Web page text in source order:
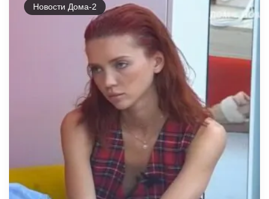
Новости Дома-2